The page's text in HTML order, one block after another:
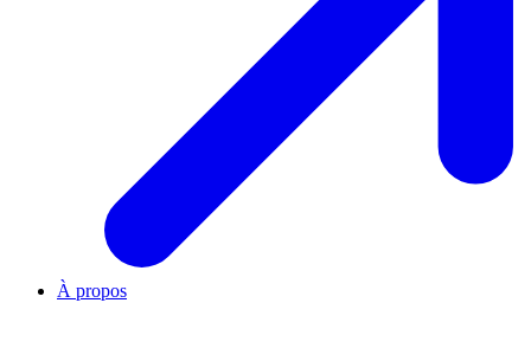
À propos